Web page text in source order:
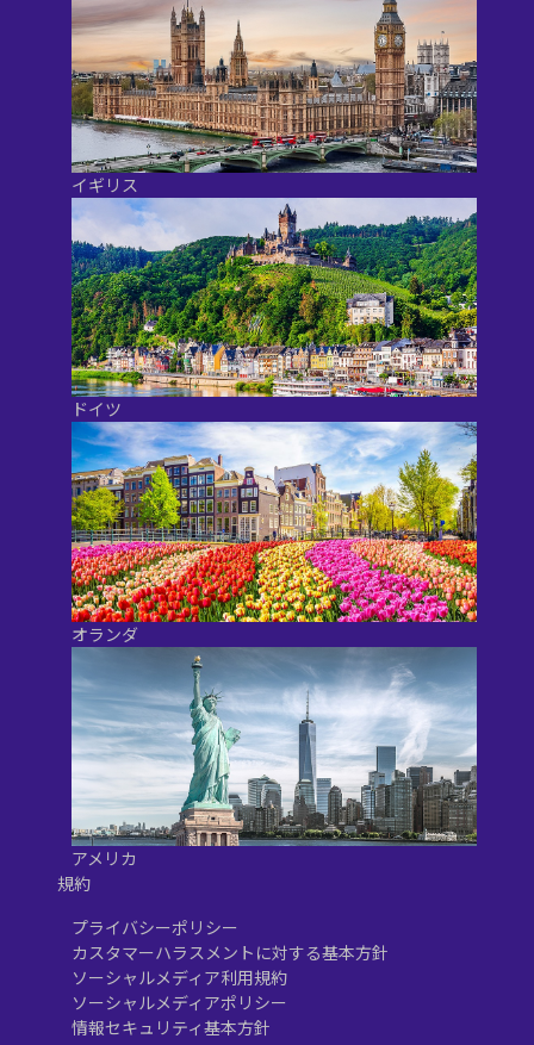
イギリス
ドイツ
オランダ
アメリカ
規約
プライバシーポリシー
カスタマーハラスメントに対する基本方針
ソーシャルメディア利用規約
ソーシャルメディアポリシー
情報セキュリティ基本方針